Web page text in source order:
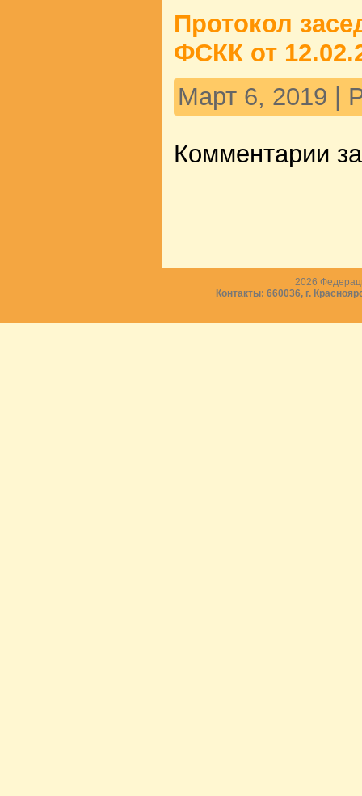
Протокол
ФСКК от
Март 6, 2019 |
Комментарии
2026
Контакты: 660036, г.